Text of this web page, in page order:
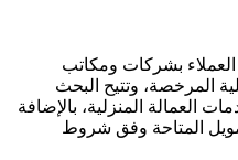
بشركات ومكاتب
المرخصة، وتتيح البحث
العمالة المنزلية، بالإضافة
المتاحة وفق شروط